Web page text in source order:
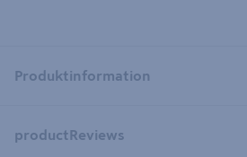
Produktinformation
productReviews